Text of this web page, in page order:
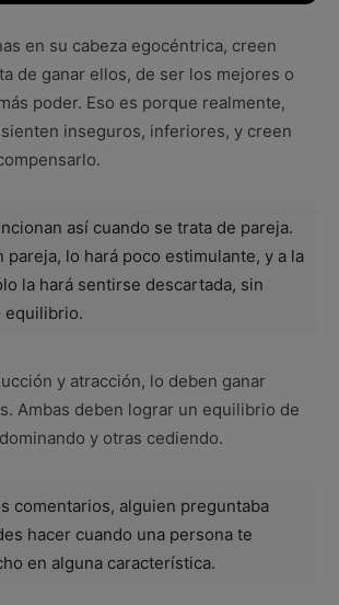
en su cabeza egocéntrica, creen
de ganar ellos, de ser los mejores o
poder. Eso es porque realmente,
inseguros, inferiores, y creen
así cuando se trata de pareja.
pareja, lo hará poco estimulante, y a la
la hará sentirse descartada, sin
equilibrio.
y atracción, lo deben ganar
Ambas deben lograr un equilibrio de
y otras cediendo.
comentarios, alguien preguntaba
hacer cuando una persona te
en alguna característica.